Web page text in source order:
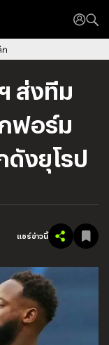
ก
ส่งทีม
ฟอร์ม
ดังยุโรป
แชร์ข่าวนี้